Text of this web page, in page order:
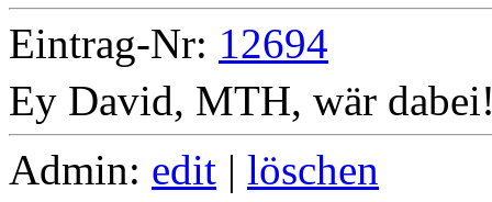
Eintrag-Nr: 12694
Ey David, MTH, wär
Admin: edit | löschen